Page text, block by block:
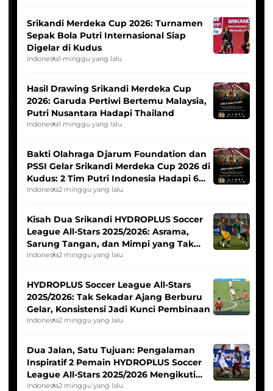
Srikandi Merdeka Cup 2026: Turnamen
Sepak Bola Putri Internasional Siap
Digelar di Kudus
Indonesia1 minggu yang lalu
Hasil Drawing Srikandi Merdeka Cup
2026: Garuda Pertiwi Bertemu Malaysia,
Putri Nusantara Hadapi Thailand
Indonesia1 minggu yang lalu
Bakti Olahraga Djarum Foundation dan
PSSI Gelar Srikandi Merdeka Cup 2026 di
Kudus: 2 Tim Putri Indonesia Hadapi 6
Tim Asia
Indonesia2 minggu yang lalu
Kisah Dua Srikandi HYDROPLUS Soccer
League All-Stars 2025/2026: Asrama,
Sarung Tangan, dan Mimpi yang Tak
Pernah Padam
Indonesia2 minggu yang lalu
HYDROPLUS Soccer League All-Stars
2025/2026: Tak Sekadar Ajang Berburu
Gelar, Konsistensi Jadi Kunci Pembinaan
Indonesia2 minggu yang lalu
Dua Jalan, Satu Tujuan: Pengalaman
Inspiratif 2 Pemain HYDROPLUS Soccer
League All-Stars 2025/2026 Mengikuti
Seleksi Timnas Indonesia Putri
Indonesia2 minggu yang lalu